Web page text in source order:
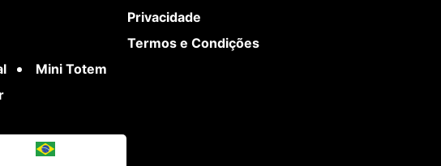
Privacidade
Mini Totem
Termos e Condições